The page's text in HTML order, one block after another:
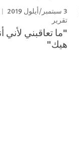
3 سبتمبر/أيلول 2019
تقرير
"ما تعاقبني لأني
هيك"